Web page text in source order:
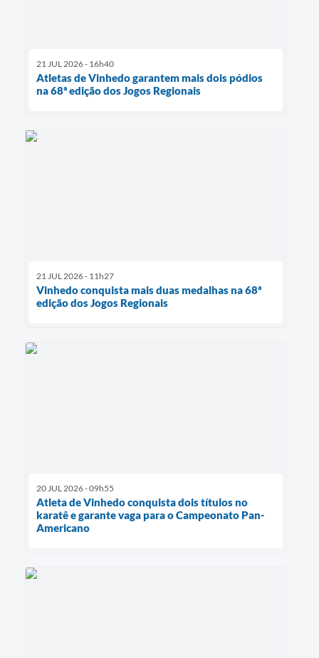
21 JUL 2026 - 16h40
Atletas de Vinhedo garantem mais dois pódios
na 68ª edição dos Jogos Regionais
21 JUL 2026 - 11h27
Vinhedo conquista mais duas medalhas na 68ª
edição dos Jogos Regionais
20 JUL 2026 - 09h55
Atleta de Vinhedo conquista dois títulos no
karatê e garante vaga para o Campeonato Pan-
Americano